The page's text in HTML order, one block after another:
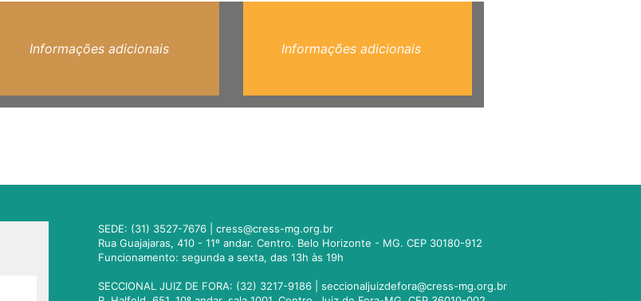
Informações adicionais Informações adicionais
SEDE: (31) 3527-7676 |cress@cress-mg.org.br
Rua Guajajaras, 410 - 11º andar. Centro. Belo Horizonte - MG. CEP 30180-912
Funcionamento: segunda a sexta, das 13h às 19h
SECCIONAL JUIZ DE FORA: (32) 3217-9186 |seccionaljuizdefora@cress-mg.org.br